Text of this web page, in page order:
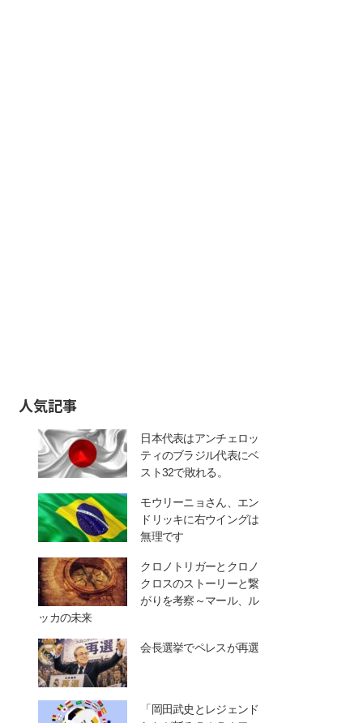
人気記事
日本代表はアンチェロッ
ティのブラジル代表にベ
スト32で敗れる。
モウリーニョさん、エン
ドリッキに右ウイングは
無理です
クロノトリガーとクロノ
クロスのストーリーと繋
がりを考察～マール、ル
ッカの未来
会長選挙でペレスが再選
「岡田武史とレジェンド